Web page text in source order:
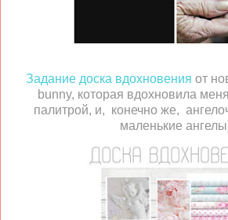
Задание доска вдохновения от
bunny, которая вдохновила
палитрой, и, конечно же,
маленькие